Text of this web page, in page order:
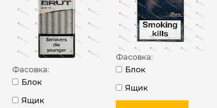
Фасовка:
Блок
Ящик
Фасовка:
Блок
Ящик